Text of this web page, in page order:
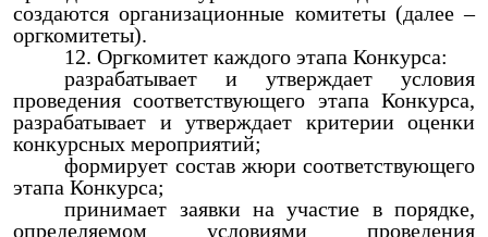
создаются организационные комитеты (далее –
оргкомитеты).
Оргкомитет каждого этапа Конкурса:
разрабатывает и утверждает условия
проведения соответствующего этапа Конкурса,
разрабатывает и утверждает критерии оценки
конкурсных мероприятий;
формирует состав жюри соответствующего
этапа Конкурса;
принимает заявки на участие в порядке,
определяемом условиями проведения